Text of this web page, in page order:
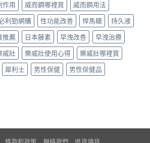
作用 威而鋼哪裡買
威而鋼用法
利勁網購 性功能改善 悍馬糖
持久液
推薦 日本藤素 早洩改善
早洩治療
威壯 樂威壯使用心得
樂威壯哪裡買
犀利士 男性保健 男性保健品